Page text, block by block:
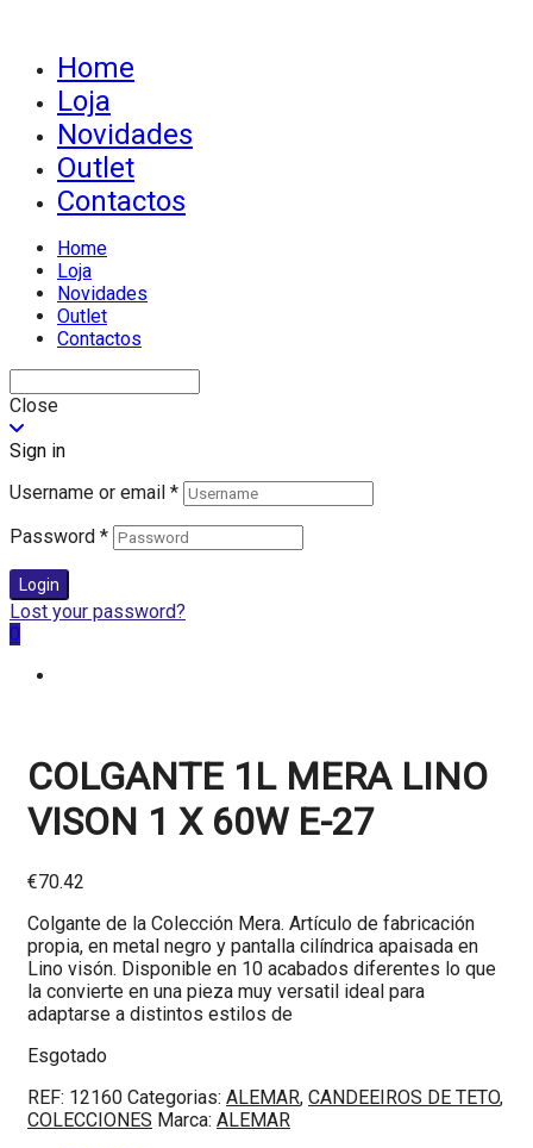
Home
Loja
Novidades
Outlet
Contactos
Home
Loja
Novidades
Outlet
Contactos
Close
Sign in
Username or email *
Password *
Login
Lost your password?
0
COLGANTE 1L MERA LINO
VISON 1 X 60W E-27
€70.42
Colgante de la Colección Mera. Artículo de fabricación
propia, en metal negro y pantalla cilíndrica apaisada en
Lino visón. Disponible en 10 acabados diferentes lo que
la convierte en una pieza muy versatil ideal para
adaptarse a distintos estilos de
Esgotado
REF: 12160 Categorias: ALEMAR, CANDEEIROS DE TETO,
COLECCIONES Marca: ALEMAR